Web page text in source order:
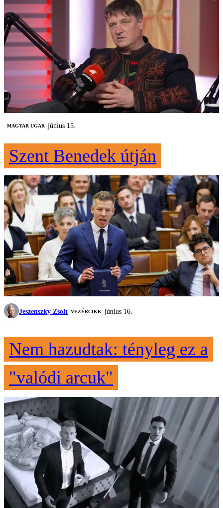
MAGYAR UGAR június 15.
Szent Benedek útján
Jeszenszky Zsolt VEZÉRCIKK június 16.
Nem hazudtak: tényleg ez a
"valódi arcuk"